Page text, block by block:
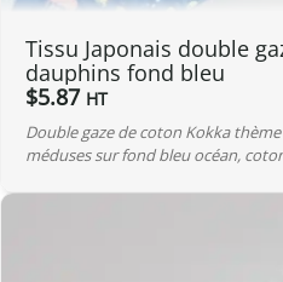
Tissu Japonais double
dauphins fond bleu
$5.87 HT
Double gaze de coton Kokka
méduses sur fond bleu océan,